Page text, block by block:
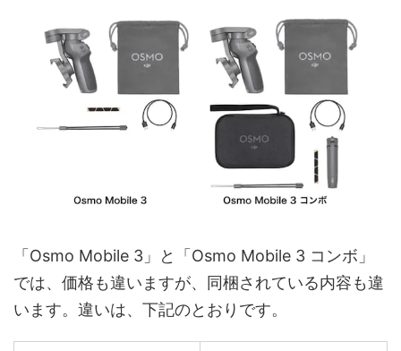
「Osmo Mobile 3」と「Osmo Mobile 3 コンボ」
では、価格も違いますが、同梱されている内容も違
います。違いは、下記のとおりです。